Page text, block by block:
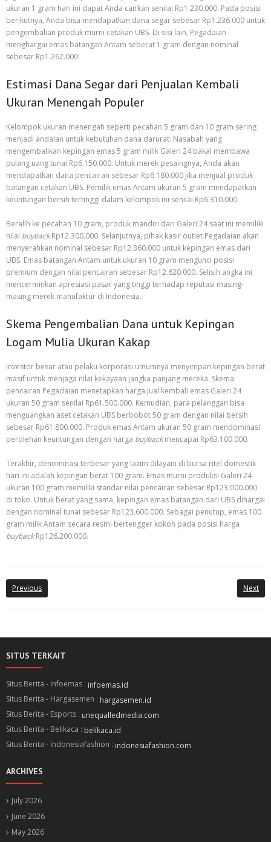
ukuran 1 gram hari ini dapat Anda cairkan senilai Rp1.230.000. Pada posisi
berikutnya, Anda bisa mendapatkan dana segar sebesar Rp1.236.000 untuk
pengembalian produk murni cetakan UBS. Di sisi lain, Pegadaian
menghargai emas batangan Antam seberat 1 gram dengan nominal
sebesar Rp1.262.000.
Estimasi Dana Segar dari Penjualan Kembali
Ukuran Menengah Populer
Kelompok ukuran menengah seperti pecahan 5 gram dan 10 gram sering
menjadi andalan untuk kebutuhan dana darurat. Nasabah yang
mengembalikan kepingan emas 5 gram milik Galeri 24 bakal membawa
pulang uang tunai Rp6.150.000. Untuk merek pesaingnya, Anda akan
mendapatkan dana pencairan sebesar Rp6.180.000 jika menjual produk
batangan cetakan UBS. Pemilik emas Antam ukuran 5 gram mendapatkan
keuntungan bersih tertinggi dalam kelompok ini senilai Rp6.310.000.
Beralih ke pecahan 10 gram, produk mandiri dari Galeri 24 saat ini memiliki
nilai buybackRp12.300.000. Selanjutnya, pihak kasir outlet Pegadaian akan
menyerahkan nominal sebesar Rp12.360.000 untuk kepingan emas dari
UBS. Emas batangan Antam untuk ukuran 10 gram mengunci posisi
premium dengan nilai pencairan sebesar Rp12.620.000. Selisih angka ini
mencerminkan apresiasi pasar yang tinggi terhadap reputasi masing-
masing merek manufaktur di Indonesia.
Skema Pengembalian Dana untuk Kepingan
Logam Mulia Ukuran Kakap
Investor besar atau pelaku korporasi umumnya menyimpan kepingan berat
masif untuk menjaga nilai kekayaan jangka panjang mereka. Skema
pencairan Pegadaian menetapkan harga jual kembali emas Galeri 24
ukuran 50 gram senilai Rp61.500.000. Kemudian, para pelanggan bisa
menguangkan aset cetakan UBS berbobot 50 gram dengan nilai bersih
sebesar Rp61.800.000. Produk emas Antam ukuran 50 gram mendominasi
perolehan keuntungan dengan harga buybackmencapai Rp63.100.000.
Terakhir, denominasi terbesar yang lazim dilayani di bursa ritel domestik
hari ini adalah kepingan berat 100 gram. Emas murni produksi Galeri 24
ukuran 100 gram memiliki standar nilai pencairan sebesar Rp123.000.000
di toko. Untuk berat yang sama, kepingan emas batangan dari UBS dihargai
dengan nominal tunai sebesar Rp123.600.000. Sebagai penutup, emas 100
gram milik Antam secara resmi bertengger kokoh pada posisi harga
buybackRp126.200.000.
Previous Next
SITUS TERKAIT
Situs Berita - Infoemas : infoemas.id
Situs Berita - Hargasemen : hargasemen.id
Situs Berita - Esports : unequalledmedia.com
Situs Berita - Belikaca : belikaca.id
Situs Berita - Indonesiafashion : indonesiafashion.com
ARCHIVES
July 2026
June 2026
May 2026